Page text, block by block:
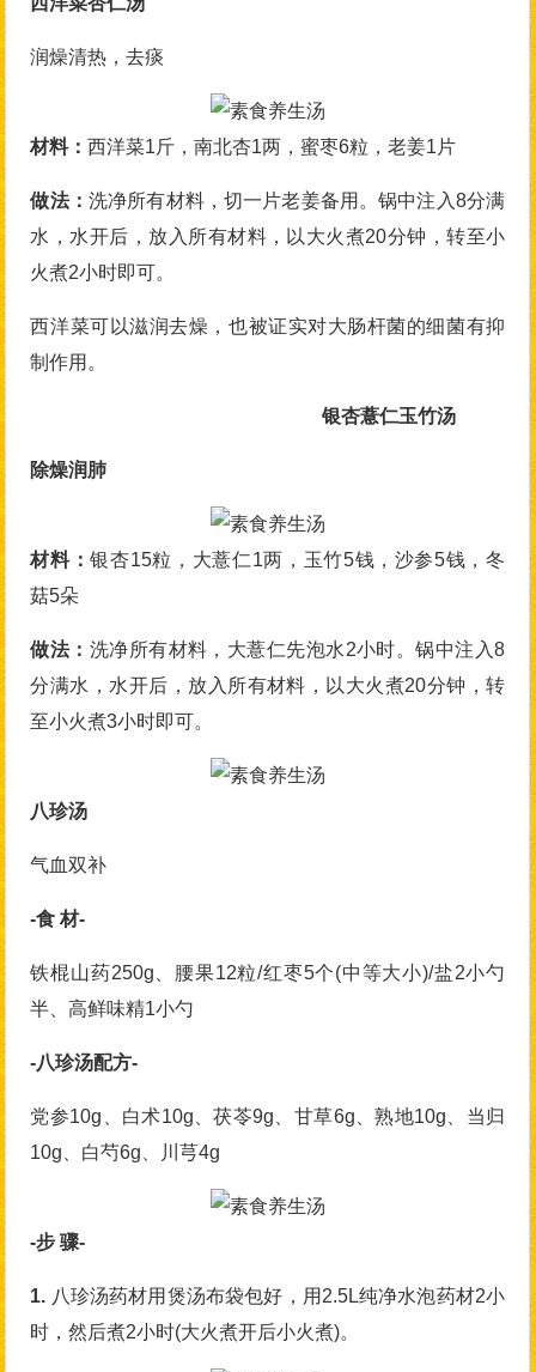
润燥清热，去痰
材料：西洋菜1斤，南北杏1两，蜜枣6粒，老姜1片
做法： 洗净所有材料，切一片老姜备用。锅中注入8分满
水，水开后，放入所有材料，以大火煮20分钟，转至小
火煮2小时即可。
西洋菜可以滋润去燥，也被证实对大肠杆菌的细菌有抑
制作用。
银杏薏仁玉竹汤
除燥润肺
材料：银杏15粒，大薏仁1两，玉竹5钱，沙参5钱，冬
菇5朵
做法： 洗净所有材料，大薏仁先泡水2小时。锅中注入8
分满水，水开后，放入所有材料，以大火煮20分钟，转
至小火煮3小时即可。
八珍汤
气血双补
-食 材-
铁棍山药250g、腰果12粒/红枣5个(中等大小)/盐2小勺
半、高鲜味精1小勺
-八珍汤配方-
党参10g、白术10g、茯苓9g、甘草6g、熟地10g、当归
10g、白芍6g、川芎4g
-步 骤-
1. 八珍汤药材用煲汤布袋包好，用2.5L纯净水泡药材2小
时，然后煮2小时(大火煮开后小火煮)。